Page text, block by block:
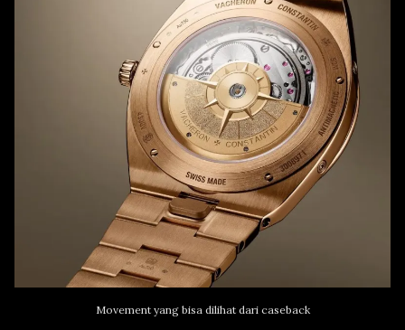
Movement yang bisa dilihat dari caseback